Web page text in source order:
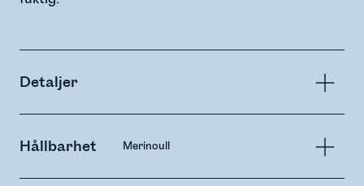
Detaljer
Hållbarhet Merinoull